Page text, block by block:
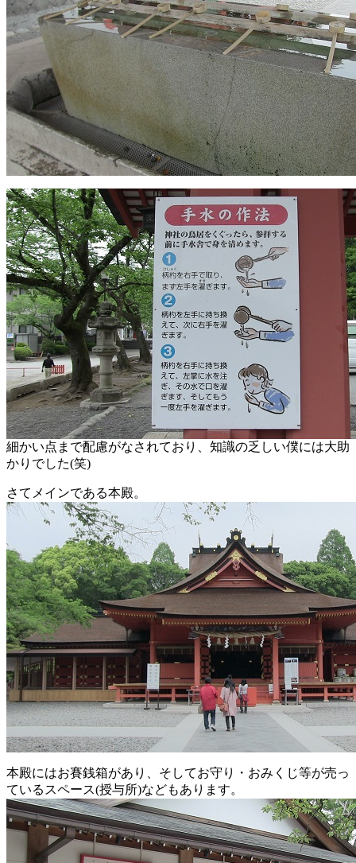
細かい点まで配慮がなされており、知識の乏しい僕には大助
かりでした(笑)
さてメインである本殿。
本殿にはお賽銭箱があり、そしてお守り・おみくじ等が売っ
ているスペース(授与所)などもあります。